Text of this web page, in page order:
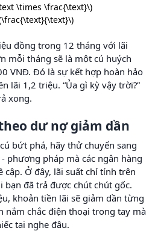
\times \frac{\text}\)
đồng trong 12 tháng với lãi
mỗi tháng sẽ là một cú huých
VNĐ. Đó là sự kết hợp hoàn hảo
lãi 1,2 triệu. “Ủa gì kỳ vậy trời?”
xong.
dư nợ giảm dần
bứt phá, hãy thử chuyển sang
phương pháp mà các ngân hàng
Ở đây, lãi suất chỉ tính trên
bạn đã trả được chút chút gốc.
khoản tiền lãi sẽ giảm dần từng
nắm chắc điện thoại trong tay mà
tai nghe đâu.